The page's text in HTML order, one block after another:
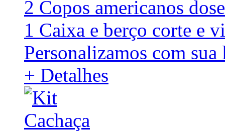
2 Copos americanos
1 Caixa e berço corte e
Personalizamos com
+ Detalhes